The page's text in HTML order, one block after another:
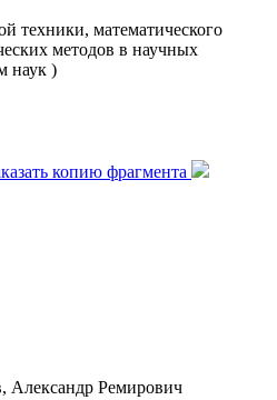
техники, математического
методов в научных
наук )
копию фрагмента
Александр Ремирович